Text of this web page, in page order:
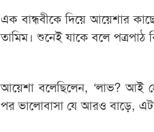
এক বান্ধবীকে দিয়ে আয়েশার
তামিম। শুনেই যাকে বলে পত্রপাঠ
আয়েশা বলেছিলেন, ‘লাভ? আই
পর ভালোবাসা যে আরও বাড়ে,